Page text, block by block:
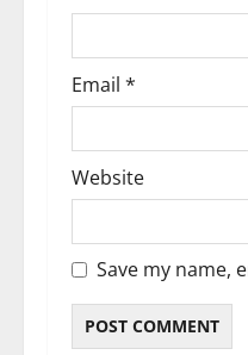
Email *
Website
Save my name,